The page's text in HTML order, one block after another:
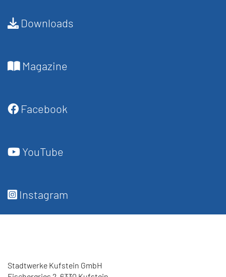
Downloads
Magazine
Facebook
YouTube
Instagram
Stadtwerke Kufstein GmbH